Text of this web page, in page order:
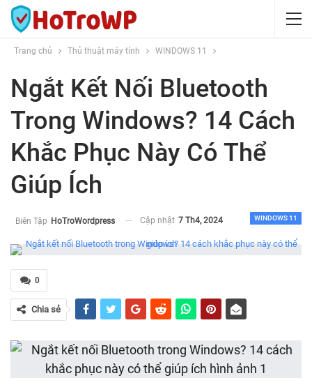
Trang chủ Thủ thuật máy tính WINDOWS 11
Ngắt Kết Nối Bluetooth
Trong Windows? 14 Cách
Khắc Phục Này Có Thể
Giúp Ích
WINDOWS 11
Biên Tập HoTroWordpress Cập nhật 7 Th4, 2024
0
Chia sẻ